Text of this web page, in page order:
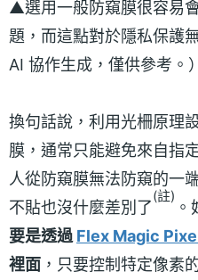
▲選用一般防窺膜很容易
題，而這點對於隱私保護
AI 協作生成，僅供參考。）
換句話說，利用光柵原理
膜，通常只能避免來自指
人從防窺膜無法防窺的一
不貼也沒什麼差別了
(註)
。
要是透過Flex Magic
裡面 ，只要控制特定像素